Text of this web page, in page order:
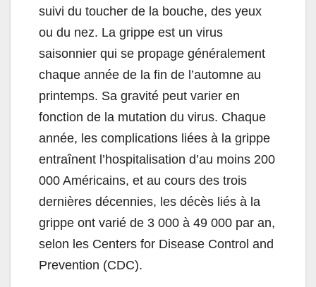
suivi du toucher de la bouche, des yeux
ou du nez. La grippe est un virus
saisonnier qui se propage généralement
chaque année de la fin de l’automne au
printemps. Sa gravité peut varier en
fonction de la mutation du virus. Chaque
année, les complications liées à la grippe
entraînent l’hospitalisation d’au moins 200
000 Américains, et au cours des trois
dernières décennies, les décès liés à la
grippe ont varié de 3 000 à 49 000 par an,
selon les Centers for Disease Control and
Prevention (CDC).